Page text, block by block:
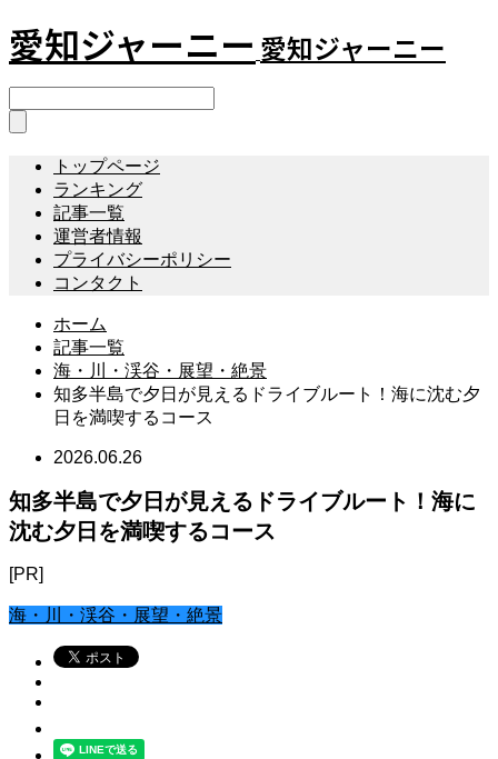
愛知ジャーニー 愛知ジャーニー
トップページ
ランキング
記事一覧
運営者情報
プライバシーポリシー
コンタクト
ホーム
記事一覧
海・川・渓谷・展望・絶景
知多半島で夕日が見えるドライブルート！海に沈む夕
日を満喫するコース
2026.06.26
知多半島で夕日が見えるドライブルート！海に
沈む夕日を満喫するコース
[PR]
海・川・渓谷・展望・絶景